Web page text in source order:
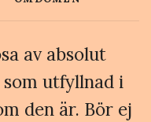
av absolut
utfyllnad i
den är. Bör ej